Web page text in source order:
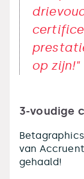
op zijn!"
3-voudige
van
gehaald!